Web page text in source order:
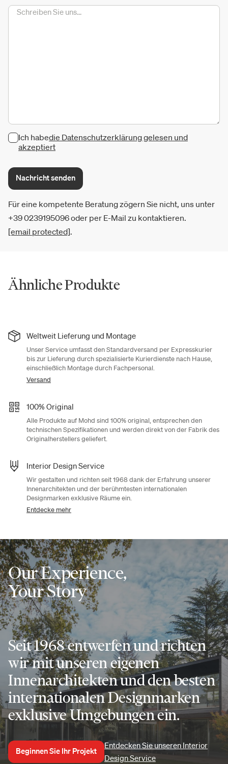
Ich habedie Datenschutzerklärung gelesen und
akzeptiert
Nachricht senden
Für eine kompetente Beratung zögern Sie nicht, uns unter
+39 0239195096 oder per E-Mail zu kontaktieren.
[email protected].
Ähnliche Produkte
Weltweit Lieferung und Montage
Unser Service umfasst den Standardversand per Expresskurier
bis zur Lieferung durch spezialisierte Kurierdienste nach Hause,
einschließlich Montage durch Fachpersonal.
Versand
100% Original
Alle Produkte auf Mohd sind 100% original, entsprechen den
technischen Spezifikationen und werden direkt von der Fabrik des
Originalherstellers geliefert.
Interior Design Service
Wir gestalten und richten seit 1968 dank der Erfahrung unserer
Innenarchitekten und der berühmtesten internationalen
Designmarken exklusive Räume ein.
Entdecke mehr
Our Experience,
Your Story
Seit 1968 entwerfen und richten
wir mit unseren eigenen
Innenarchitekten und den besten
internationalen Designmarken
exklusive Umgebungen ein.
Beginnen Sie Ihr Projekt
Entdecken Sie unseren Interior
Design Service